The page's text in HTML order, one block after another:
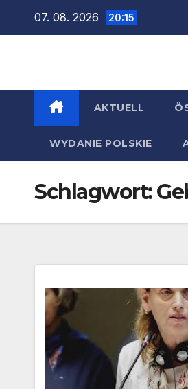
07. 08. 2026 20:15
AKTUELL
WYDANIE POLSKIE
Schlagwort: